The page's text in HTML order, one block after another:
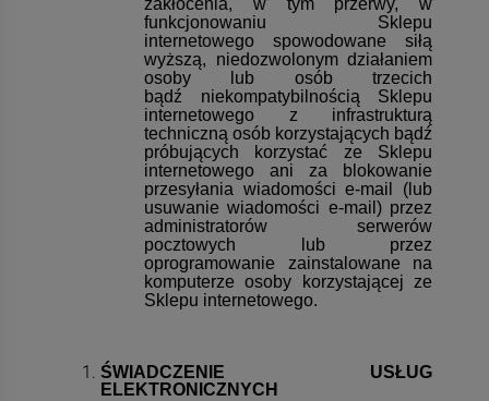
funkcjonowaniu Sklepu
internetowego spowodowane siłą
wyższą, niedozwolonym działaniem
osoby lub osób trzecich
bądź niekompatybilnością Sklepu
internetowego z infrastrukturą
techniczną osób korzystających bądź
próbujących korzystać ze Sklepu
internetowego ani za blokowanie
przesyłania wiadomości e-mail (lub
usuwanie wiadomości e-mail) przez
administratorów serwerów
pocztowych lub przez
oprogramowanie zainstalowane na
komputerze osoby korzystającej ze
Sklepu internetowego.
ŚWIADCZENIE USŁUG
ELEKTRONICZNYCH